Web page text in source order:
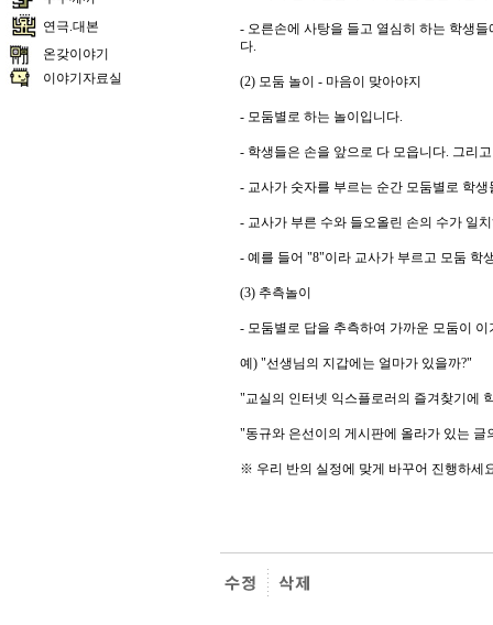
연극.대본
온갖이야기
이야기자료실
- 오른손에 사탕을 들고 열심히 하는 학생
다.
(2) 모둠 놀이 - 마음이 맞아야지
- 모둠별로 하는 놀이입니다.
- 학생들은 손을 앞으로 다 모읍니다. 그리
- 교사가 숫자를 부르는 순간 모둠별로 학
- 교사가 부른 수와 들오올린 손의 수가 일
- 예를 들어 "8"이라 교사가 부르고 모둠 학
(3) 추측놀이
- 모둠별로 답을 추측하여 가까운 모둠이
예) "선생님의 지갑에는 얼마가 있을까?"
"교실의 인터넷 익스플로러의 즐겨찾기에
"동규와 은선이의 게시판에 올라가 있는 글
※ 우리 반의 실정에 맞게 바꾸어 진행하세